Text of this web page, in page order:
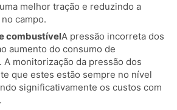
melhor tração e reduzindo a
campo.
combustívelA pressão incorreta dos
aumento do consumo de
A monitorização da pressão dos
que estes estão sempre no nível
significativamente os custos com